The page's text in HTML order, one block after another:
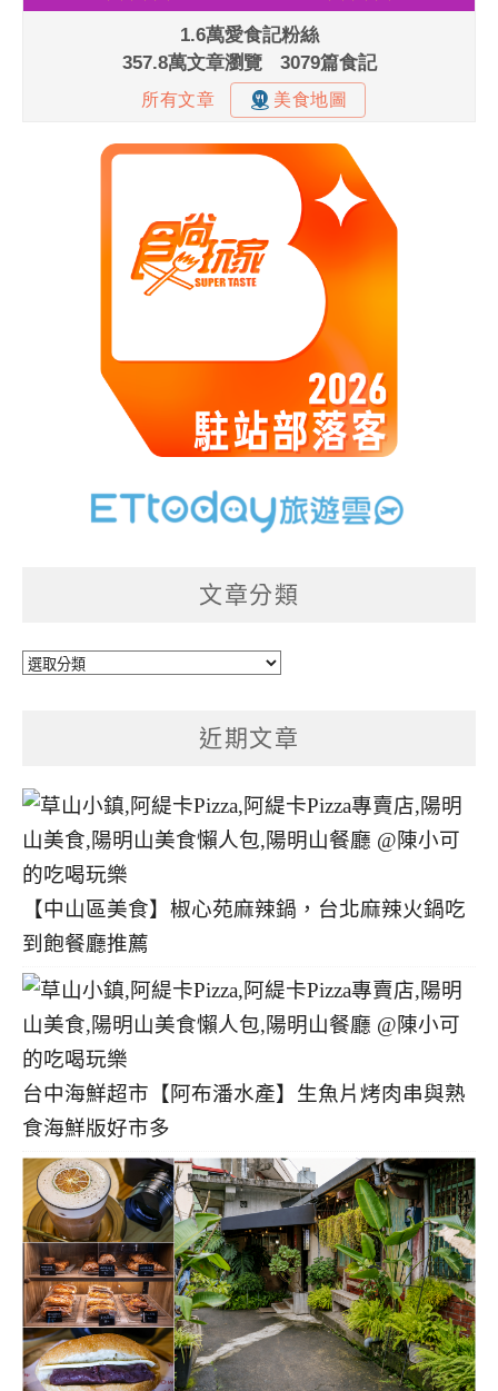
文章分類
文
近期文章
【中山區美食】椒心苑麻辣鍋，台北麻辣火鍋吃
到飽餐廳推薦
台中海鮮超市【阿布潘水產】生魚片烤肉串與熟
食海鮮版好市多